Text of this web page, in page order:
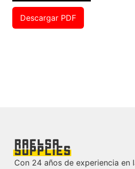
Descargar PDF
Con 24 años de experiencia en